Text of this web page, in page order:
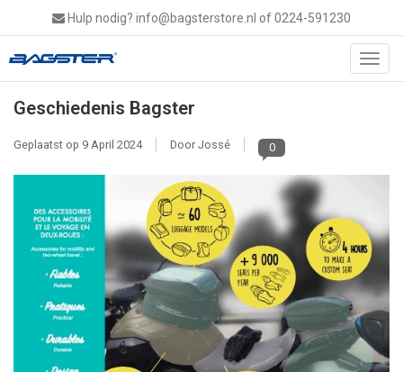
Hulp nodig? info@bagsterstore.nl of 0224-591230
Geschiedenis Bagster
Geplaatst op 9 April 2024 Door Jossé 0